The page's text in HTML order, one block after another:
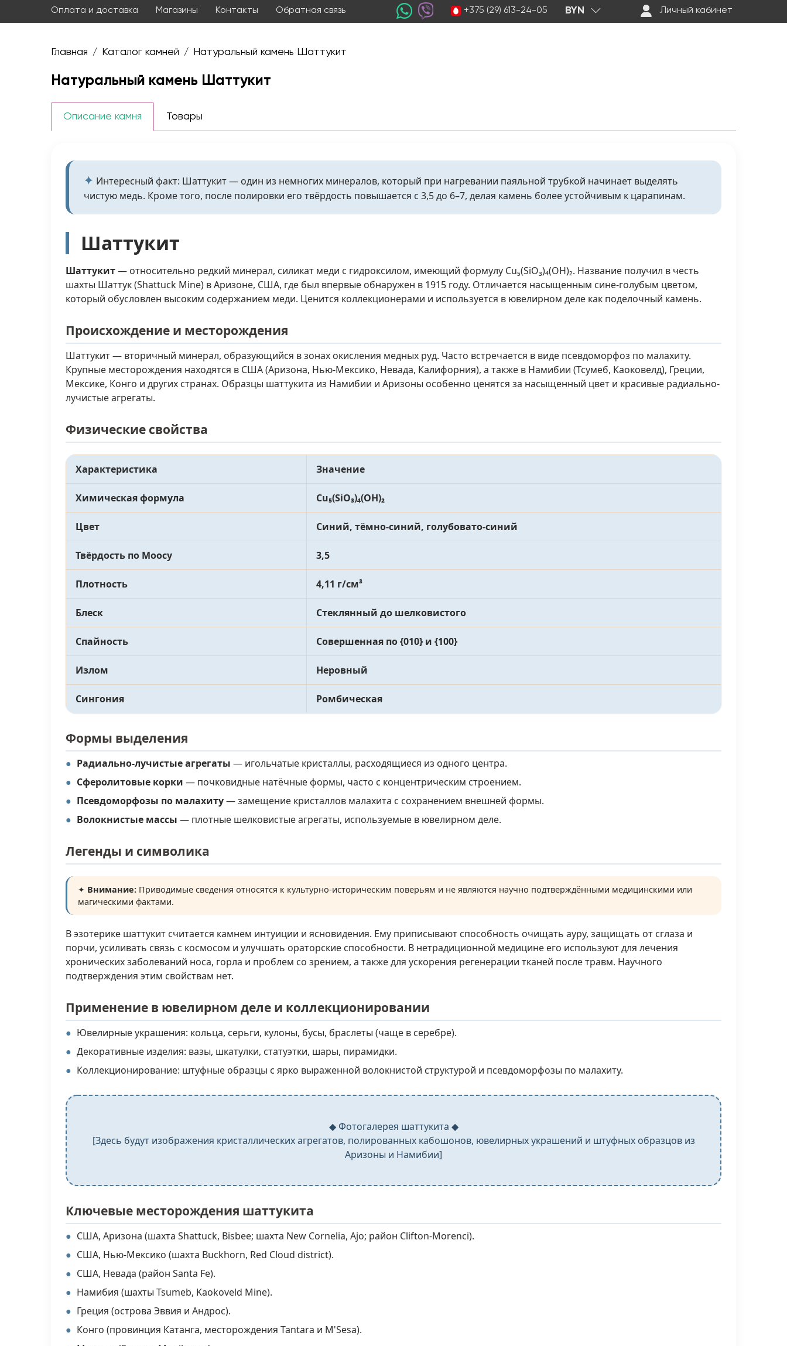
Оплата и доставка Магазины Контакты Обратная связь +375 (29) 613-24-05 BYN Личный кабинет
Главная / Каталог камней / Натуральный камень Шаттукит
Натуральный камень Шаттукит
Описание камня Товары
Интересный факт: Шаттукит — один из немногих минералов, который при нагревании паяльной трубкой начинает выделять
чистую медь. Кроме того, после полировки его твёрдость повышается с 3,5 до 6–7, делая камень более устойчивым к царапинам.
Шаттукит
Шаттукит— относительно редкий минерал, силикат меди с гидроксилом, имеющий формулу Cu₅(SiO₃)₄(OH)₂. Название получил в честь
шахты Шаттук (Shattuck Mine) в Аризоне, США, где был впервые обнаружен в 1915 году. Отличается насыщенным сине-голубым цветом,
который обусловлен высоким содержанием меди. Ценится коллекционерами и используется в ювелирном деле как поделочный камень.
Происхождение и месторождения
Шаттукит — вторичный минерал, образующийся в зонах окисления медных руд. Часто встречается в виде псевдоморфоз по малахиту.
Крупные месторождения находятся в США (Аризона, Нью-Мексико, Невада, Калифорния), а также в Намибии (Тсумеб, Каоковелд), Греции,
Мексике, Конго и других странах. Образцы шаттукита из Намибии и Аризоны особенно ценятся за насыщенный цвет и красивые радиально-
лучистые агрегаты.
Физические свойства
Характеристика Значение
Химическая формула Cu₅(SiO₃)₄(OH)₂
Цвет Синий, тёмно-синий, голубовато-синий
Твёрдость по Моосу 3,5
Плотность 4,11 г/см³
Блеск Стеклянный до шелковистого
Спайность Совершенная по {010} и {100}
Излом Неровный
Сингония Ромбическая
Формы выделения
Радиально-лучистые агрегаты — игольчатые кристаллы, расходящиеся из одного центра.
Сферолитовые корки — почковидные натёчные формы, часто с концентрическим строением.
Псевдоморфозы по малахиту— замещение кристаллов малахита с сохранением внешней формы.
Волокнистые массы — плотные шелковистые агрегаты, используемые в ювелирном деле.
Легенды и символика
✦ Внимание: Приводимые сведения относятся к культурно-историческим поверьям и не являются научно подтверждёнными медицинскими или
магическими фактами.
В эзотерике шаттукит считается камнем интуиции и ясновидения. Ему приписывают способность очищать ауру, защищать от сглаза и
порчи, усиливать связь с космосом и улучшать ораторские способности. В нетрадиционной медицине его используют для лечения
хронических заболеваний носа, горла и проблем со зрением, а также для ускорения регенерации тканей после травм. Научного
подтверждения этим свойствам нет.
Применение в ювелирном деле и коллекционировании
Ювелирные украшения: кольца, серьги, кулоны, бусы, браслеты (чаще в серебре).
Декоративные изделия: вазы, шкатулки, статуэтки, шары, пирамидки.
Коллекционирование: штуфные образцы с ярко выраженной волокнистой структурой и псевдоморфозы по малахиту.
◆ Фотогалерея шаттукита ◆
[Здесь будут изображения кристаллических агрегатов, полированных кабошонов, ювелирных украшений и штуфных образцов из
Аризоны и Намибии]
Ключевые месторождения шаттукита
США, Аризона (шахта Shattuck, Bisbee; шахта New Cornelia, Ajo; район Clifton-Morenci).
США, Нью-Мексико (шахта Buckhorn, Red Cloud district).
США, Невада (район Santa Fe).
Намибия (шахты Tsumeb, Kaokoveld Mine).
Греция (острова Эввия и Андрос).
Конго (провинция Катанга, месторождения Tantara и M'Sesa).